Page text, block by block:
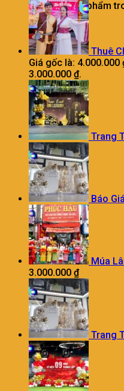
Chưa có sản phẩm
Thuê
Giá gốc là: 4.000.000
3.000.000 ₫.
Trang
Báo
Múa
3.000.000 ₫
Trang